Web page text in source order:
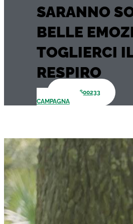
SARANNO
BELLE
TOGLIERCI
RESPIRO
93100600233
CAMPAGNA